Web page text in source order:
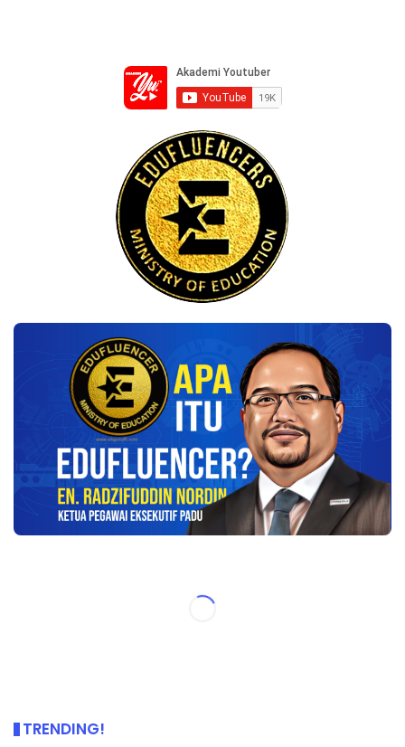
TRENDING!